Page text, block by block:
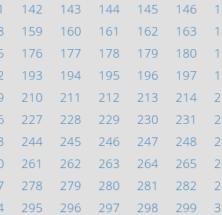
142 143 144 145 146
159 160 161 162 163
176 177 178 179 180
193 194 195 196 197
210 211 212 213 214
227 228 229 230 231
244 245 246 247 248
261 262 263 264 265
278 279 280 281 282
295 296 297 298 299